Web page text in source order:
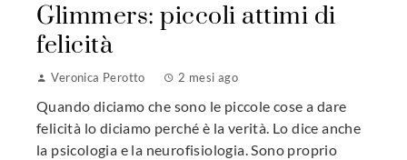
Glimmers: piccoli attimi di
felicità
Veronica Perotto 2 mesi ago
Quando diciamo che sono le piccole cose a dare
felicità lo diciamo perché è la verità. Lo dice anche
la psicologia e la neurofisiologia. Sono proprio